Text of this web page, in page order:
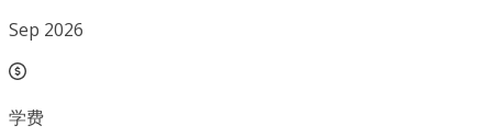
Sep 2026
学费